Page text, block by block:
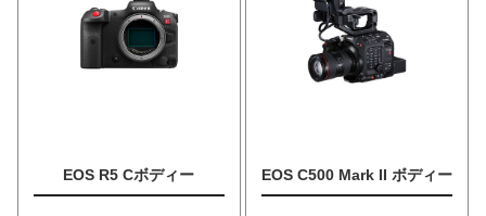
EOS R5 Cボディー EOS C500 Mark II ボディー